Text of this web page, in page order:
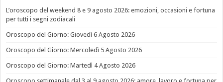
L’oroscopo del weekend 8 e 9 agosto 2026: emozioni, occasioni e fortuna
per tutti i segni zodiacali
Oroscopo del Giorno: Giovedì 6 Agosto 2026
Oroscopo del Giorno: Mercoledì 5 Agosto 2026
Oroscopo del Giorno: Martedì 4 Agosto 2026